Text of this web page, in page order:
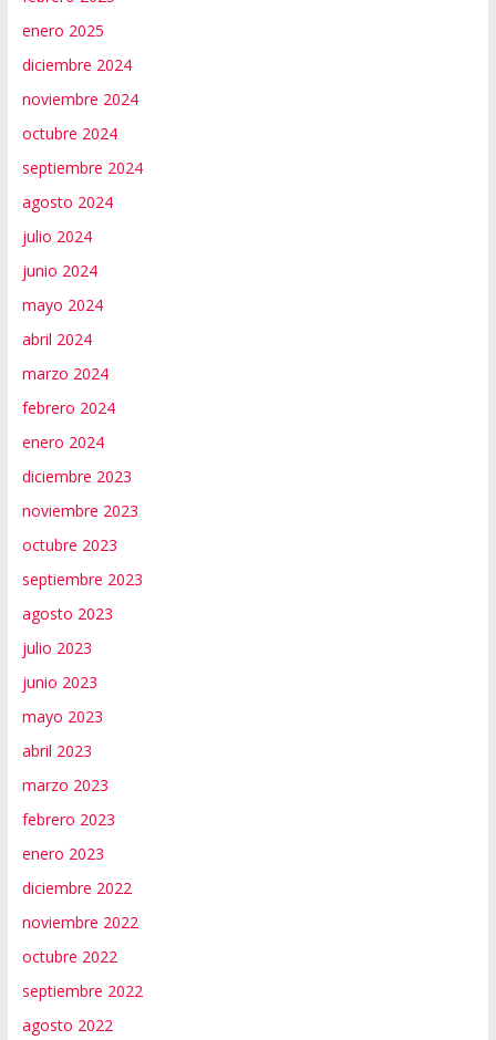
enero 2025
diciembre 2024
noviembre 2024
octubre 2024
septiembre 2024
agosto 2024
julio 2024
junio 2024
mayo 2024
abril 2024
marzo 2024
febrero 2024
enero 2024
diciembre 2023
noviembre 2023
octubre 2023
septiembre 2023
agosto 2023
julio 2023
junio 2023
mayo 2023
abril 2023
marzo 2023
febrero 2023
enero 2023
diciembre 2022
noviembre 2022
octubre 2022
septiembre 2022
agosto 2022